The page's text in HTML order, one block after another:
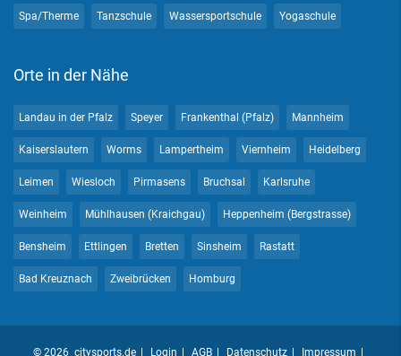
Spa/Therme Tanzschule Wassersportschule Yogaschule
Orte in der Nähe
Landau in der Pfalz Speyer Frankenthal (Pfalz) Mannheim
Kaiserslautern Worms Lampertheim Viernheim Heidelberg
Leimen Wiesloch Pirmasens Bruchsal Karlsruhe
Weinheim Mühlhausen (Kraichgau) Heppenheim (Bergstrasse)
Bensheim Ettlingen Bretten Sinsheim Rastatt
Bad Kreuznach Zweibrücken Homburg
© 2026 citysports.de Login AGB Datenschutz Impressum